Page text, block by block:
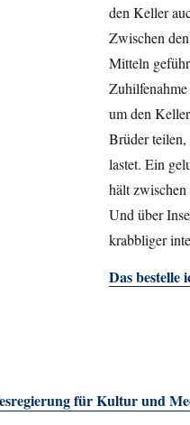
den Keller
Zwischen
Mitteln
um den
Brüder
lastet. Ein
hält
Und über
krabbliger
Das bestelle
für Kultur und